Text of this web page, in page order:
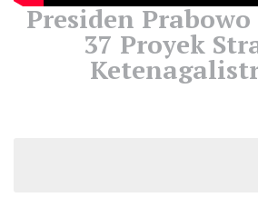
Presiden
37 Proyek